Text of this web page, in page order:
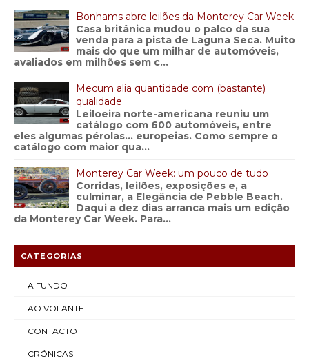
Bonhams abre leilões da Monterey Car Week
Casa britânica mudou o palco da sua
venda para a pista de Laguna Seca. Muito
mais do que um milhar de automóveis,
avaliados em milhões sem c...
Mecum alia quantidade com (bastante)
qualidade
Leiloeira norte-americana reuniu um
catálogo com 600 automóveis, entre
eles algumas pérolas… europeias. Como sempre o
catálogo com maior qua...
Monterey Car Week: um pouco de tudo
Corridas, leilões, exposições e, a
culminar, a Elegância de Pebble Beach.
Daqui a dez dias arranca mais um edição
da Monterey Car Week. Para...
CATEGORIAS
A FUNDO
AO VOLANTE
CONTACTO
CRÓNICAS